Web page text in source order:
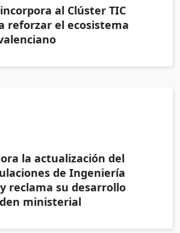
incorpora al Clúster TIC
reforzar el ecosistema
la actualización del
de Ingeniería
reclama su desarrollo
ministerial